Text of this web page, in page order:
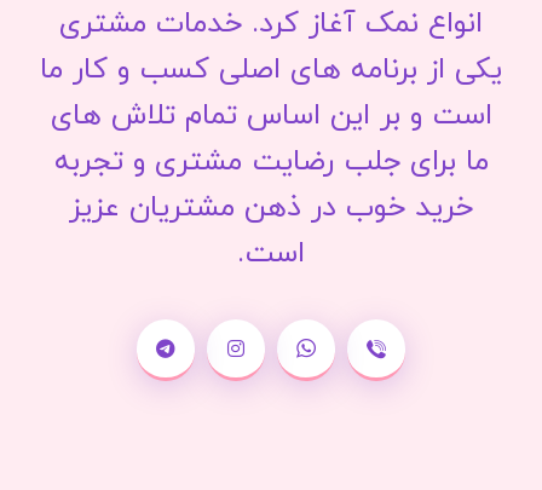
انواع نمک آغاز کرد. خدمات مشتری
یکی از برنامه های اصلی کسب و کار ما
است و بر این اساس تمام تلاش های
ما برای جلب رضایت مشتری و تجربه
خرید خوب در ذهن مشتریان عزیز
است.